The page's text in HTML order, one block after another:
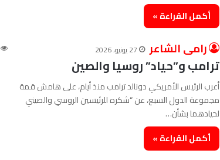
أكمل القراءة »
رامى الشاعر 27 يونيو، 2026
ترامب و”حياد” روسيا والصين
أعرب الرئيس الأمريكي دونالد ترامب منذ أيام، على هامش قمة
مجموعة الدول السبع، عن “شكره للرئيسين الروسي والصيني
لحيادهما بشأن…
أكمل القراءة »